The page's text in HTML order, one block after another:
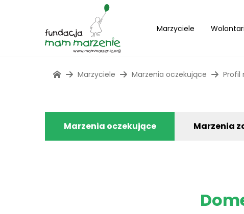
Marzyciele
Marzyciele Marzenia oczekujące Profil
Marzenia oczekujące Marzenia